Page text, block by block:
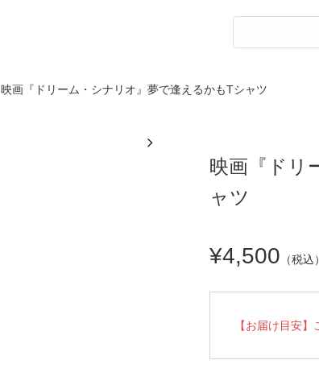
映画『ドリーム・シナリオ』夢で逢えるかもTシャツ
映画『ドリ
ャツ
¥4,500 （税込）
【お届け目安